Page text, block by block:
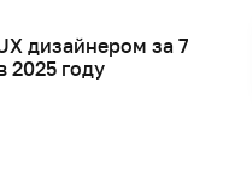
дизайнером за 7
2025 году